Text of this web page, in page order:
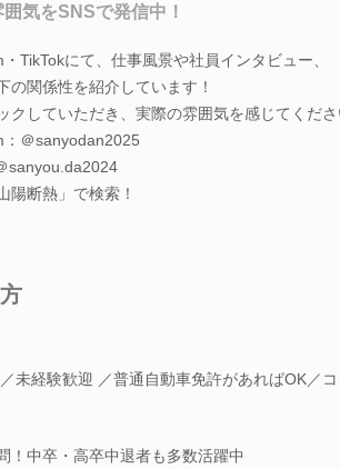
気をSNSで発信中！
TikTokにて、仕事風景や社員インタビュー、
の関係性を紹介しています！
クしていただき、実際の雰囲気を感じてくだ
：＠sanyodan2025
sanyou.da2024
陽断熱」で検索！
未経験歓迎 ／普通自動車免許があればOK／
！中卒・高卒中退者も多数活躍中